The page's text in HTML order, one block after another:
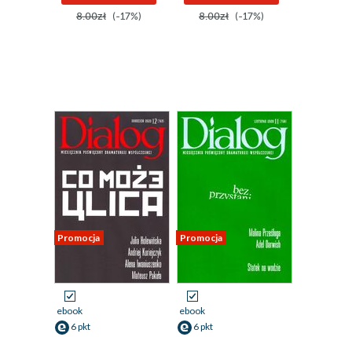
8.00zł (-17%) 8.00zł (-17%)
Promocja
ebook
6 pkt
Promocja
ebook
6 pkt